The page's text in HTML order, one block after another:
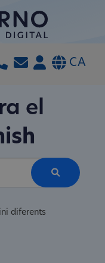
CA
el
diferents